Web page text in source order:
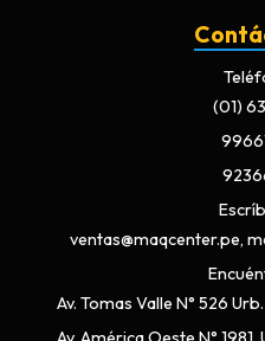
(01)
ventas@maqcenter.pe,
Av. Tomas Valle N° 526